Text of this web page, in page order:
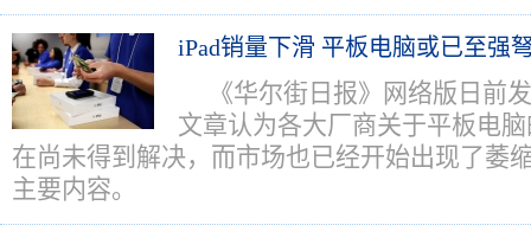
iPad销量下滑 平板电脑或已至强
《华尔街日报》网络版日前
文章认为各大厂商关于平板电
在尚未得到解决，而市场也已经开始出现了萎
主要内容。